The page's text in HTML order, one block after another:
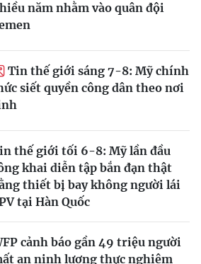
năm nhằm vào quân đội
Tin thế giới sáng 7-8: Mỹ chính
siết quyền công dân theo nơi
thế giới tối 6-8: Mỹ lần đầu
khai diễn tập bắn đạn thật
thiết bị bay không người lái
tại Hàn Quốc
cảnh báo gần 49 triệu người
an ninh lương thực nghiêm